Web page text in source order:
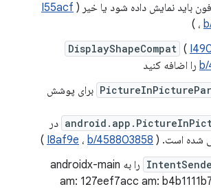
باید نمایش داده شود یا خیر (I55acf
)
DisplayShapeCompat (
برای پوشش
در
است. (
I8af9e،b/458803858
)
را به androidx-main
am: 127eef7acc am: